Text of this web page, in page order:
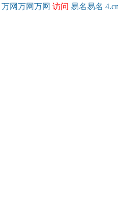
万网万网万网 访问 易名易名 4.cn